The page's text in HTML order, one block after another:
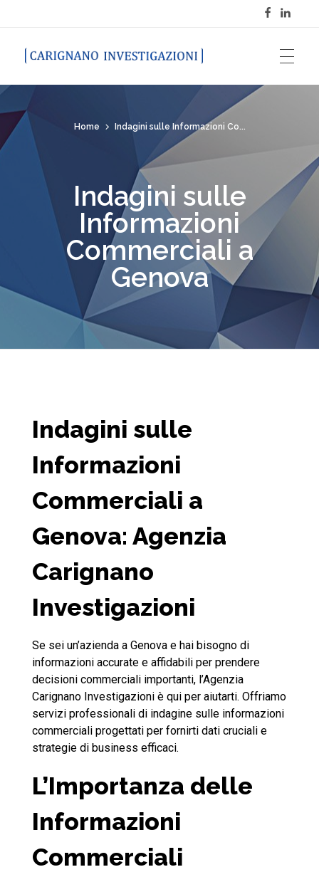
Carignano Investigazioni
Home Indagini sulle Informazioni Co...
Indagini sulle
Informazioni
Commerciali a
Genova
Indagini sulle
Informazioni
Commerciali a
Genova: Agenzia
Carignano
Investigazioni
Se sei un’azienda a Genova e hai bisogno di
informazioni accurate e affidabili per prendere
decisioni commerciali importanti, l’Agenzia
Carignano Investigazioni è qui per aiutarti. Offriamo
servizi professionali di indagine sulle informazioni
commerciali progettati per fornirti dati cruciali e
strategie di business efficaci.
L’Importanza delle
Informazioni
Commerciali